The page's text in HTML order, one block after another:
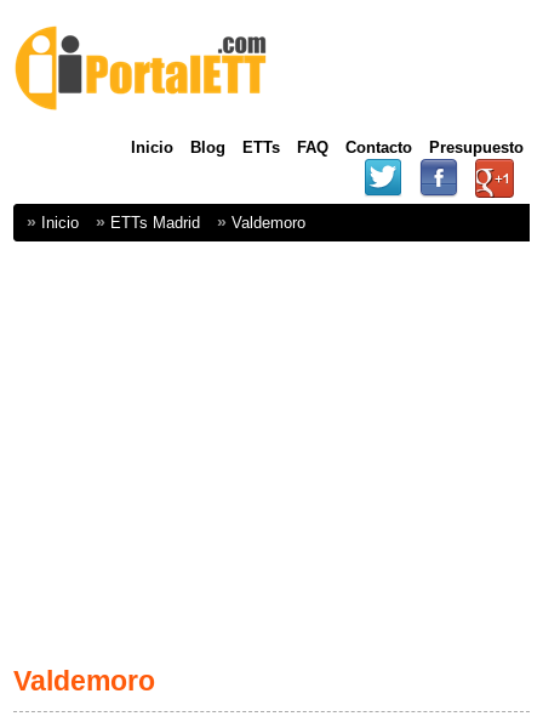
Inicio Blog ETTs FAQ Contacto Presupuesto
Inicio ETTs Madrid Valdemoro
Valdemoro